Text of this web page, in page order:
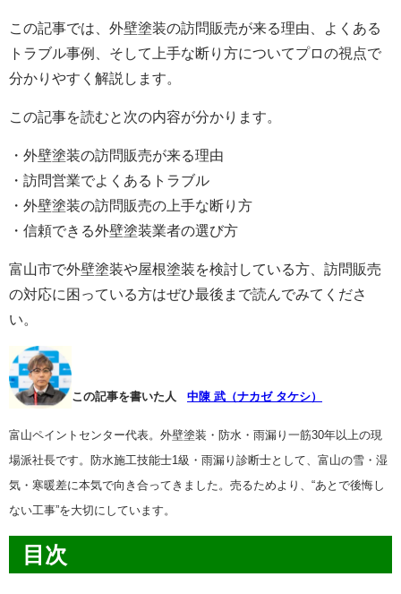
この記事では、外壁塗装の訪問販売が来る理由、よくある
トラブル事例、そして上手な断り方についてプロの視点で
分かりやすく解説します。
この記事を読むと次の内容が分かります。
・外壁塗装の訪問販売が来る理由
・訪問営業でよくあるトラブル
・外壁塗装の訪問販売の上手な断り方
・信頼できる外壁塗装業者の選び方
富山市で外壁塗装や屋根塗装を検討している方、訪問販売
の対応に困っている方はぜひ最後まで読んでみてくださ
い。
この記事を書いた人 中陳 武（ナカゼ タケシ）
富山ペイントセンター代表。外壁塗装・防水・雨漏り一筋30年以上の現
場派社長です。 防水施工技能士1級・雨漏り診断士として、富山の雪・湿
気・寒暖差に本気で向き合ってきました。 売るためより、“あとで後悔し
ない工事”を大切にしています。
目次